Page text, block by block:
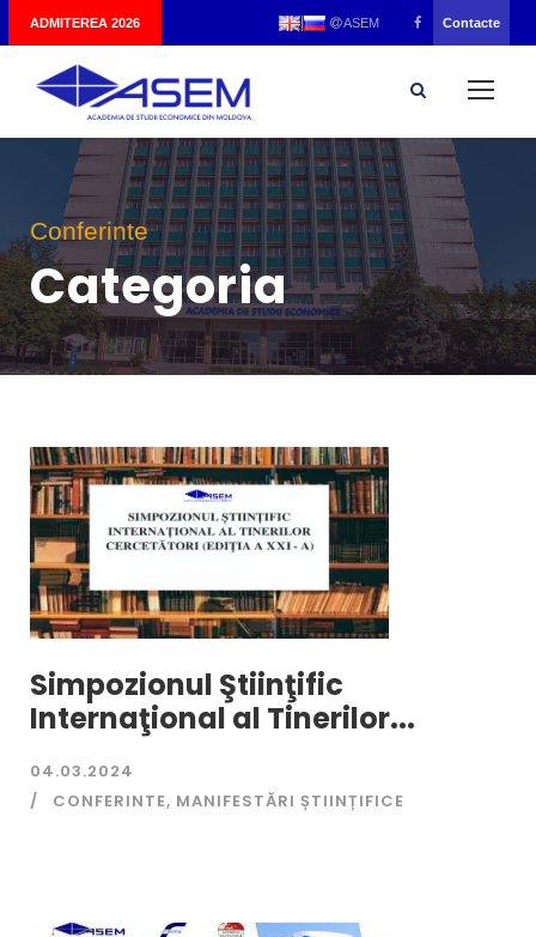
ADMITEREA 2026 ASEM Contacte
Conferinte
Categoria
Simpozionul Ştiinţific
Internaţional al Tinerilor...
04.03.2024
CONFERINTE, MANIFESTĂRI ȘTIINȚIFICE